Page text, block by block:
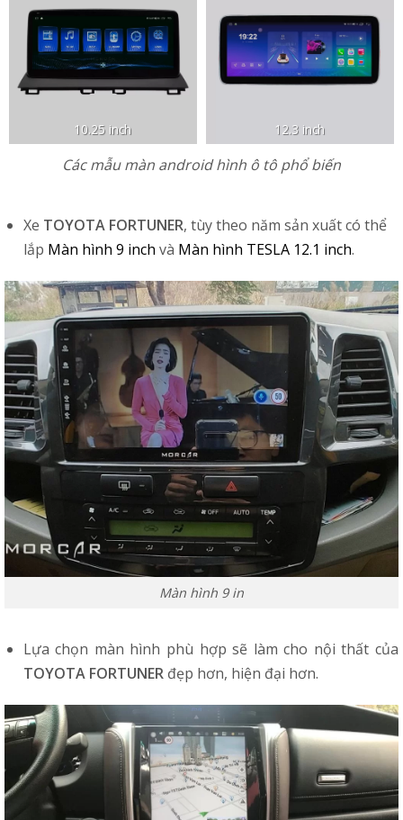
10.25 inch 12.3 inch
Các mẫu màn android hình ô tô phổ biến
Xe TOYOTA FORTUNER, tùy theo năm sản xuất có thể
lắp Màn hình 9 inch và Màn hình TESLA 12.1 inch.
Màn hình 9 in
Lựa chọn màn hình phù hợp sẽ làm cho nội thất của
TOYOTA FORTUNER đẹp hơn, hiện đại hơn.